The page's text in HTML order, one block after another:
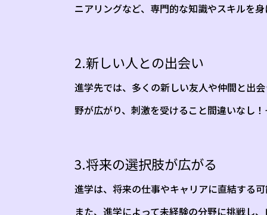
ニアリングなど、専門的な知識やスキルを
2.新しい人との出会い
進学先では、多くの新しい友人や仲間と出
野が広がり、刺激を受けること間違いなし
3.将来の選択肢が広がる
進学は、将来の仕事やキャリアに直結する
また、進学によって未経験の分野に挑戦し